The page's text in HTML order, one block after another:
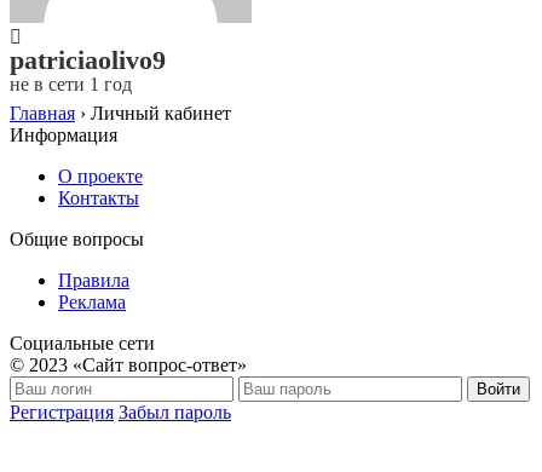
patriciaolivo9
не в сети 1 год
Главная › Личный кабинет
Информация
О проекте
Контакты
Общие вопросы
Правила
Реклама
Социальные сети
© 2023 «Сайт вопрос-ответ»
Войти
Регистрация Забыл пароль